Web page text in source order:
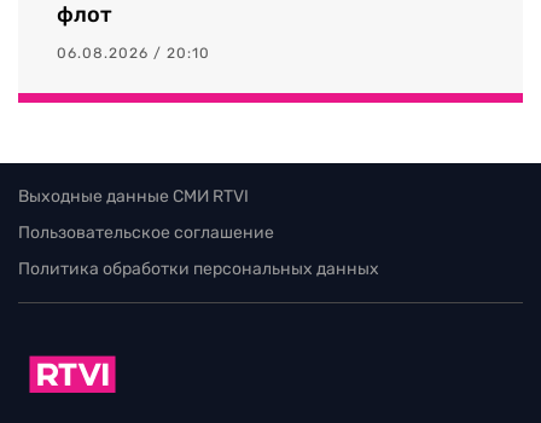
флот
06.08.2026 / 20:10
Выходные данные СМИ RTVI
Пользовательское соглашение
Политика обработки персональных данных